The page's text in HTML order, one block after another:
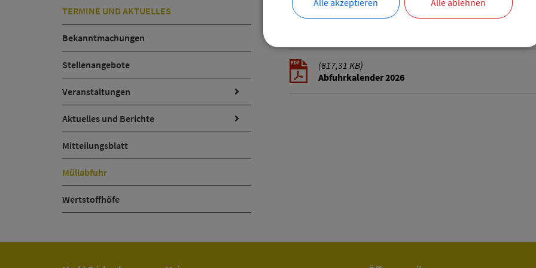
TERMINE UND AKTUELLES
Bekanntmachungen
Stellenangebote
Veranstaltungen
Aktuelles und Berichte
Mitteilungsblatt
Müllabfuhr
Wertstoffhöfe
Markt Frickenhausen Termine und Aktuelles
(817,31 KB)
Abfuhrkalender 2026